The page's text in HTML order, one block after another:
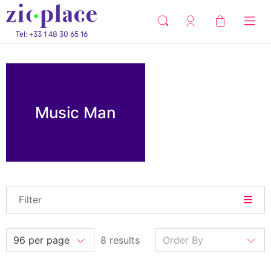
Tel: +33 1 48 30 65 16
Music Man
Filter
8 results